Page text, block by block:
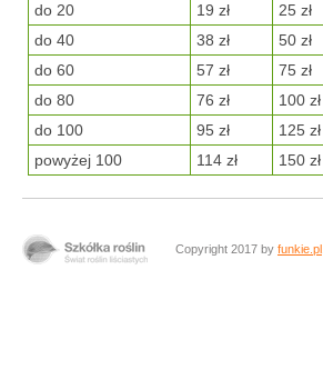
do 20
19 zł 25 zł
do 40
38 zł 50 zł
do 60
57 zł 75 zł
do 80
76 zł 100 zł
do 100
95 zł 125 zł
powyżej 100
114 zł 150 zł
Copyright 2017 by funkie.pl